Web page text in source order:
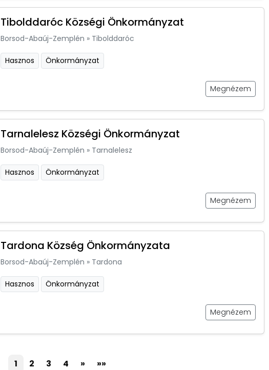
Tibolddaróc Községi Önkormányzat
Borsod-Abaúj-Zemplén » Tibolddaróc
Hasznos Önkormányzat
Megnézem
Tarnalelesz Községi Önkormányzat
Borsod-Abaúj-Zemplén » Tarnalelesz
Hasznos Önkormányzat
Megnézem
Tardona Község Önkormányzata
Borsod-Abaúj-Zemplén » Tardona
Hasznos Önkormányzat
Megnézem
1 2 3 4 » »»